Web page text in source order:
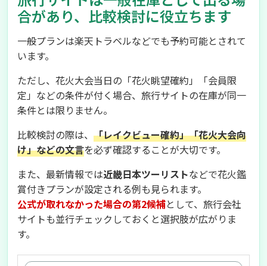
合があり、比較検討に役立ちます
一般プランは楽天トラベルなどでも予約可能とされて
います。
ただし、花火大会当日の「花火眺望確約」「会員限
定」などの条件が付く場合、旅行サイトの在庫が同一
条件とは限りません。
比較検討の際は、 「レイクビュー確約」「花火大会向
け」などの文言を必ず確認することが大切です。
また、最新情報では近畿日本ツーリストなどで花火鑑
賞付きプランが設定される例も見られます。
公式が取れなかった場合の第2候補として、旅行会社
サイトも並行チェックしておくと選択肢が広がりま
す。